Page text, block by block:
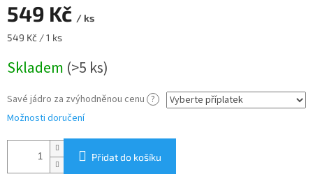
549 Kč / ks
Měrná
549 Kč / 1 ks
Skladem (>5 ks)
Savé jádro za zvýhodněnou cenu ?
Možnosti doručení
Přidat do košíku